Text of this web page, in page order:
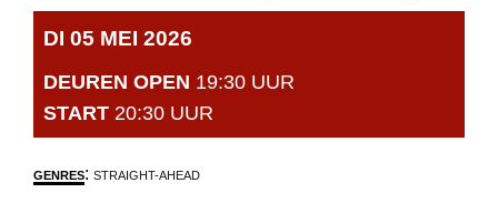
DI 05 MEI 2026
DEUREN OPEN 19:30 UUR
START 20:30 UUR
GENRES: STRAIGHT-AHEAD